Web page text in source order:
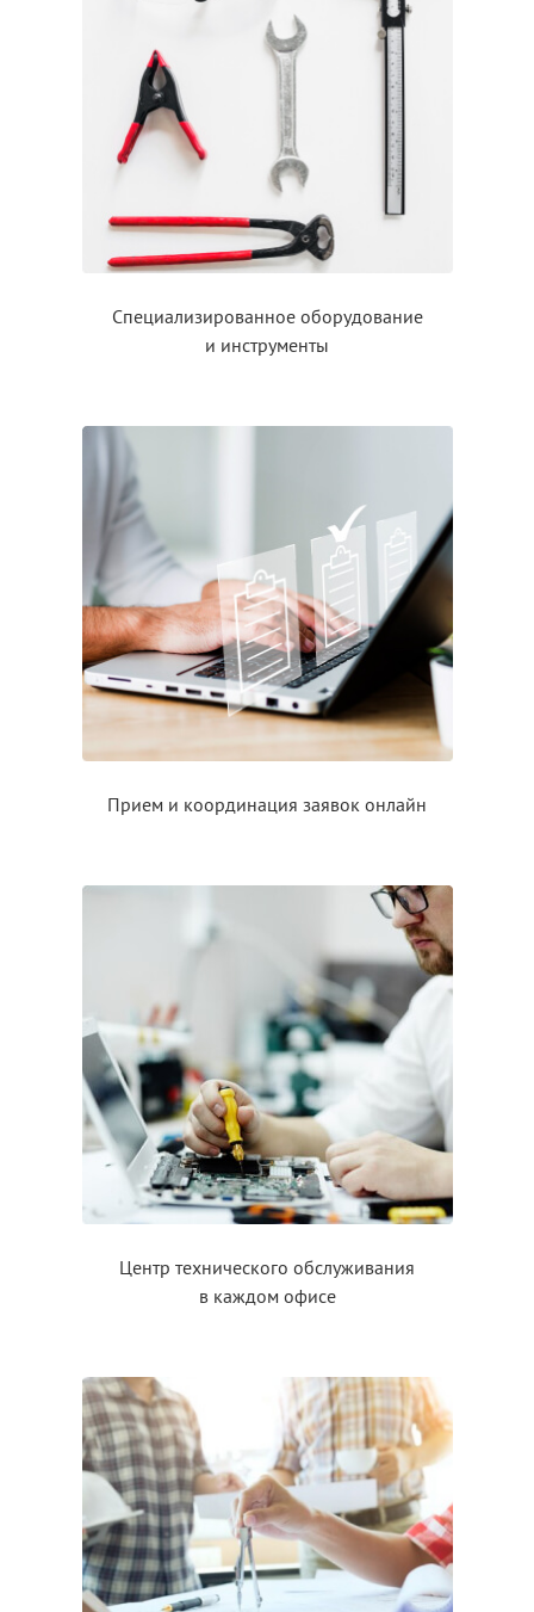
Специализированное оборудование
и инструменты
Прием и координация заявок онлайн
Центр технического обслуживания
в каждом офисе